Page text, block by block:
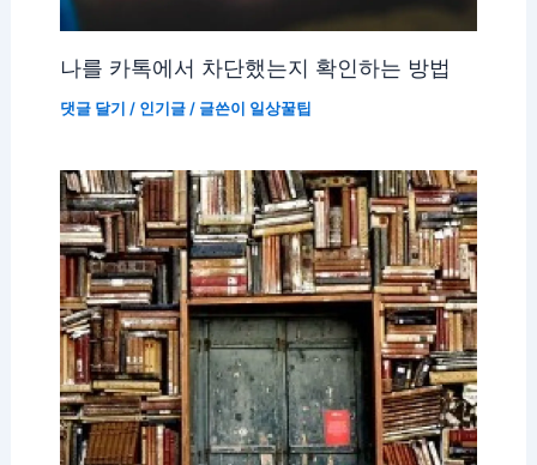
나를 카톡에서 차단했는지 확인하는 방법
댓글 달기 / 인기글/ 글쓴이 일상꿀팁